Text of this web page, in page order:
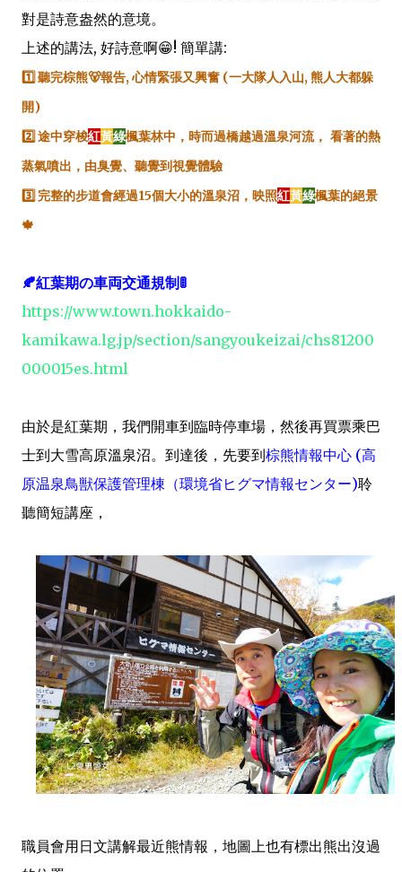
對是詩意盎然的意境。
上述的講法, 好詩意啊😁! 簡單講:
1️⃣ 聽完棕熊🐻報告, 心情緊張又興奮 (一大隊人入山, 熊人大都躲
開)
2️⃣ 途中穿梭紅黃綠楓葉林中，時而過橋越過溫泉河流， 看著的熱
蒸氣噴出， 由臭覺、聽覺到視覺體驗
3️⃣ 完整的步道會經過15個大小的溫泉沼，映照紅黃綠楓葉的絕景
🍁
🍂紅葉期の車両交通規制🚦
https://www.town.hokkaido-
kamikawa.lg.jp/section/sangyoukeizai/chs81200
000015es.html
由於是紅葉期，我們開車到臨時停車場，然後再買票乘巴
士到大雪高原溫泉沼。到達後，先要到棕熊情報中心 (高
原温泉鳥獣保護管理棟（環境省ヒグマ情報センター)聆
聽簡短講座，
職員會用日文講解最近熊情報，地圖上也有標出熊出沒過